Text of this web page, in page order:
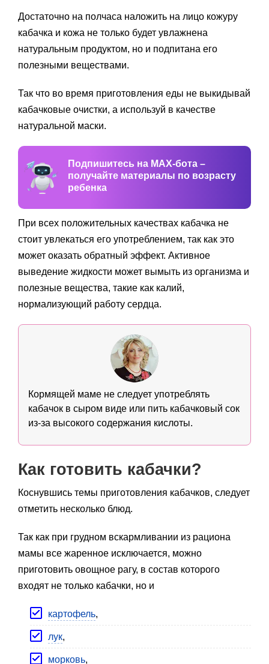
Достаточно на полчаса наложить на лицо кожуру
кабачка и кожа не только будет увлажнена
натуральным продуктом, но и подпитана его
полезными веществами.
Так что во время приготовления еды не выкидывай
кабачковые очистки, а используй в качестве
натуральной маски.
Подпишитесь на MAX-бота –
получайте материалы по возрасту
ребенка
При всех положительных качествах кабачка не
стоит увлекаться его употреблением, так как это
может оказать обратный эффект. Активное
выведение жидкости может вымыть из организма и
полезные вещества, такие как калий,
нормализующий работу сердца.
Кормящей маме не следует употреблять
кабачок в сыром виде или пить кабачковый сок
из-за высокого содержания кислоты.
Как готовить кабачки?
Коснувшись темы приготовления кабачков, следует
отметить несколько блюд.
Так как при грудном вскармливании из рациона
мамы все жаренное исключается, можно
приготовить овощное рагу, в состав которого
входят не только кабачки, но и
картофель,
лук,
морковь,